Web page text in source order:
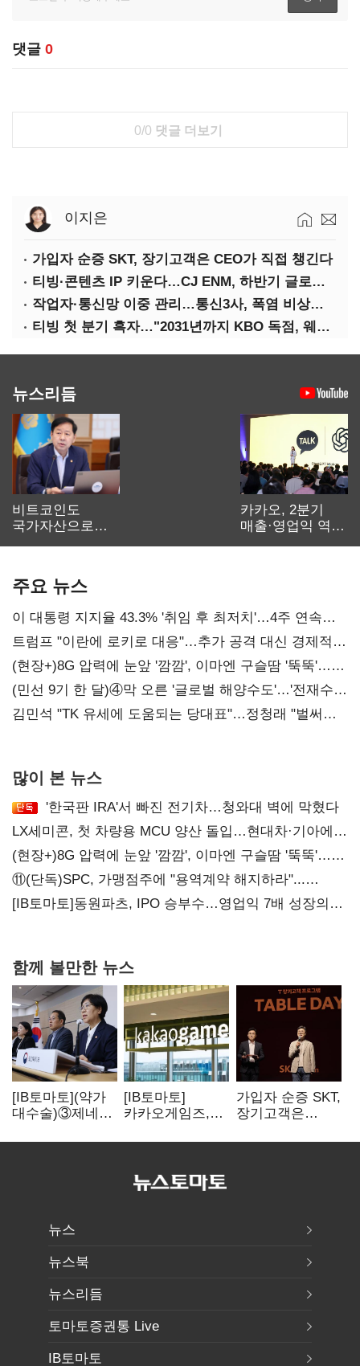
댓글 0
0/0 댓글 더보기
이지은
가입자 순증 SKT, 장기고객은 CEO가 직접 챙긴다
티빙·콘텐츠 IP 키운다…CJ ENM, 하반기 글로벌 확장 가속
작업자·통신망 이중 관리…통신3사, 폭염 비상대응 돌입
티빙 첫 분기 흑자…"2031년까지 KBO 독점, 웨이브 합병도 속도"
뉴스리듬
비트코인도
국가자산으로…'
카카오, 2분기
매출·영업익 역대
주요 뉴스
이 대통령 지지율 43.3% '취임 후 최저치'…4주 연속
'하락'
트럼프 "이란에 로키로 대응"…추가 공격 대신 경제적
압박 시사
(현장+)8G 압력에 눈앞 '깜깜', 이마엔 구슬땀 '뚝뚝'…
화려한 에어쇼 뒤 땀방울
(민선 9기 한 달)④막 오른 '글로벌 해양수도'…'전재수
리더십' 시험대
김민석 "TK 유세에 도움되는 당대표"…정청래 "벌써
많이 본 뉴스
'한국판 IRA'서 빠진 전기차…청와대 벽에 막혔다
LX세미콘, 첫 차량용 MCU 양산 돌입…현대차·기아에
공급
(현장+)8G 압력에 눈앞 '깜깜', 이마엔 구슬땀 '뚝뚝'…
화려한 에어쇼 뒤 땀방울
⑪(단독)SPC, 가맹점주에 "용역계약 해지하라"...
내팽개친 '사회적합의'
[IB토마토]동원파츠, IPO 승부수…영업익 7배 성장의
함께 볼만한 뉴스
[IB토마토](약가
대수술)③제네릭
'뚝'…등재전략
[IB토마토]
카카오게임즈,
80억 지원…웹3
가입자 순증 SKT,
장기고객은
챙긴다
뉴스
뉴스북
뉴스리듬
토마토증권통 Live
IB토마토